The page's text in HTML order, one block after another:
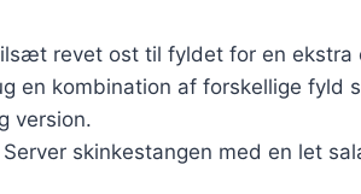
revet ost til fyldet for en ekstra
en kombination af forskellige fyld
version.
Server skinkestangen med en let